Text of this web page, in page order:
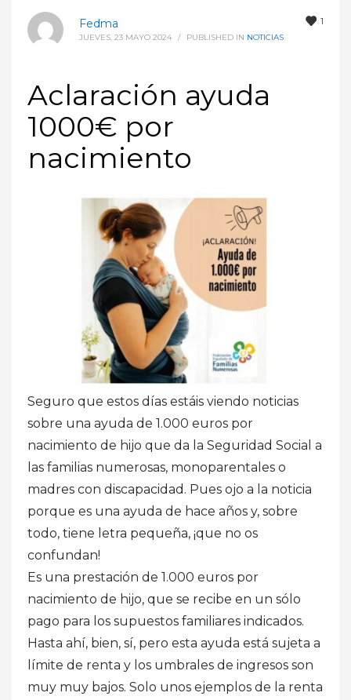
1
Fedma
JUEVES, 23 MAYO 2024 / PUBLISHED IN NOTICIAS
Aclaración ayuda
1000€ por
nacimiento
Seguro que estos días estáis viendo noticias
sobre una ayuda de 1.000 euros por
nacimiento de hijo que da la Seguridad Social a
las familias numerosas, monoparentales o
madres con discapacidad. Pues ojo a la noticia
porque es una ayuda de hace años y, sobre
todo, tiene letra pequeña, ¡que no os
confundan!
Es una prestación de 1.000 euros por
nacimiento de hijo, que se recibe en un sólo
pago para los supuestos familiares indicados.
Hasta ahí, bien, sí, pero esta ayuda está sujeta a
límite de renta y los umbrales de ingresos son
muy muy bajos. Solo unos ejemplos de la renta